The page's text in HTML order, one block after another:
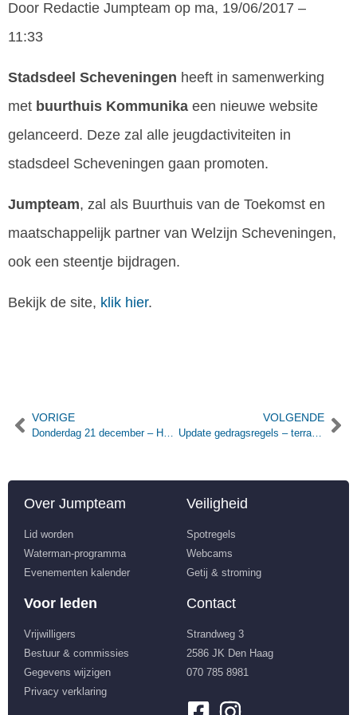
Door Redactie Jumpteam op ma, 19/06/2017 –
11:33
Stadsdeel Scheveningen heeft in samenwerking
met buurthuis Kommunika een nieuwe website
gelanceerd. Deze zal alle jeugdactiviteiten in
stadsdeel Scheveningen gaan promoten.
Jumpteam, zal als Buurthuis van de Toekomst en
maatschappelijk partner van Welzijn Scheveningen,
ook een steentje bijdragen.
Bekijk de site, klik hier.
VORIGE
Donderdag 21 december – Hart Beach Pre Sale
VOLGENDE
Update gedragsregels – terrasgebruik
Over Jumpteam
Lid worden
Waterman-programma
Evenementen kalender
Veiligheid
Spotregels
Webcams
Getij & stroming
Voor leden
Vrijwilligers
Bestuur & commissies
Gegevens wijzigen
Privacy verklaring
Contact
Strandweg 3
2586 JK Den Haag
070 785 8981